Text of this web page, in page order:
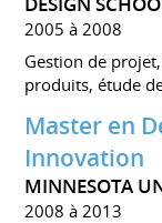
2005 à 2008
Gestion de
produits, étude
Master en
Innovation
MINNESOTA
2008 à 2013